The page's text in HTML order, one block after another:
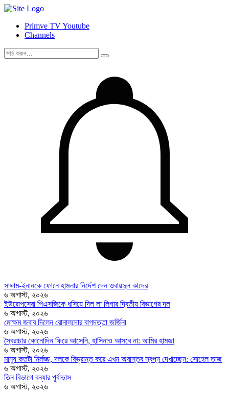
Primve TV Youtube
Channels
সাদ্দাম-ইনানকে ফোনে হামলার নির্দেশ দেন ওবায়দুল কাদের
৬ অগাস্ট, ২০২৬
ইউরোপসেরা পিএসজিকে ধসিয়ে দিল লা লিগার দ্বিতীয় বিভাগের দল
৬ অগাস্ট, ২০২৬
মোক্ষম জবাব দিলেন রোনালদোর বাগদত্তা জর্জিনা
৬ অগাস্ট, ২০২৬
স্বৈরাচার কোনোদিন ফিরে আসেনি, হাসিনাও আসবে না: আমির হামজা
৬ অগাস্ট, ২০২৬
মানুষ কতটা নির্লজ্জ, দলকে বিভ্রান্ত করে এখন অবাস্তব স্বপ্ন দেখাচ্ছেন: সোহেল তাজ
৬ অগাস্ট, ২০২৬
তিন বিভাগে বন্যার পূর্বাভাস
৬ অগাস্ট, ২০২৬